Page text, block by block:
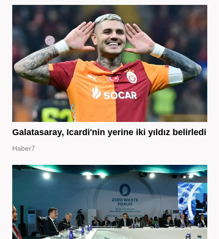
Galatasaray, Icardi'nin yerine iki yıldız belirledi
Haber7